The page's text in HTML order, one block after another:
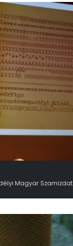
Magyar Szamizdat